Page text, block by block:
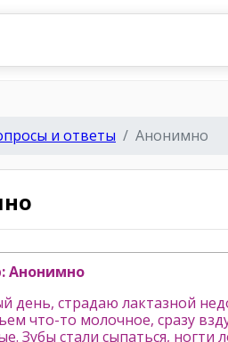
и ответы Анонимно
Анонимно
день, страдаю лактазной
что-то молочное, сразу
Зубы стали сыпаться, ногти